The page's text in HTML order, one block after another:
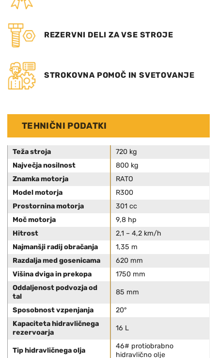
REZERVNI DELI ZA VSE STROJE
STROKOVNA POMOČ IN SVETOVANJE
TEHNIČNI PODATKI
Teža stroja
720 kg
Največja nosilnost
800 kg
Znamka motorja
RATO
Model motorja
R300
Prostornina motorja
301 cc
Moč motorja
9,8 hp
Hitrost
2,1 – 4,2 km/h
Najmanšji radij obračanja
1,35 m
Razdalja med gosenicama
620 mm
Višina dviga in prekopa
1750 mm
Oddaljenost podvozja od
tal
85 mm
Sposobnost vzpenjanja
20°
Kapaciteta hidravličnega
rezervoarja
16 L
Tip hidravličnega olja
46# protiobrabno
hidravlično olje